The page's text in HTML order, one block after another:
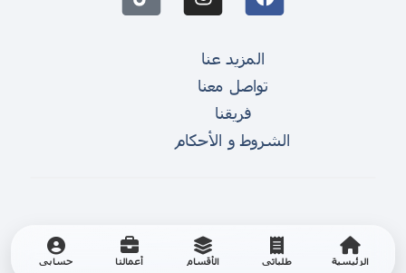
الرئيسية طلباتي الأقسام أعمالنا حسابي
المزيد عنا
تواصل معنا
فريقنا
الشروط و الأحكام